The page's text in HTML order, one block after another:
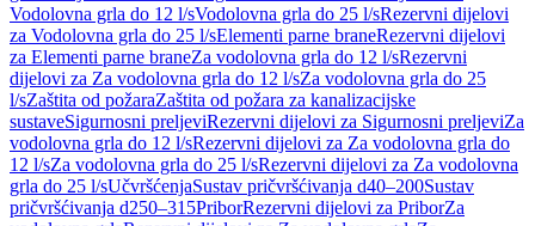
Vodolovna grla do 12 l/sVodolovna grla do 25 l/sRezervni dijelovi
za Vodolovna grla do 25 l/sElementi parne braneRezervni dijelovi
za Elementi parne braneZa vodolovna grla do 12 l/sRezervni
dijelovi za Za vodolovna grla do 12 l/sZa vodolovna grla do 25
l/sZaštita od požaraZaštita od požara za kanalizacijske
sustaveSigurnosni preljeviRezervni dijelovi za Sigurnosni preljeviZa
vodolovna grla do 12 l/sRezervni dijelovi za Za vodolovna grla do
12 l/sZa vodolovna grla do 25 l/sRezervni dijelovi za Za vodolovna
grla do 25 l/sUčvršćenjaSustav pričvršćivanja d40–200Sustav
pričvršćivanja d250–315PriborRezervni dijelovi za PriborZa